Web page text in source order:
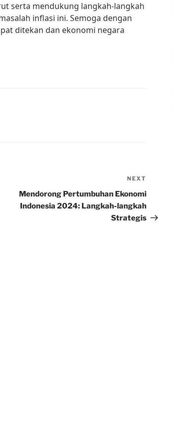
serta mendukung langkah-langkah
inflasi ini. Semoga dengan
ditekan dan ekonomi negara
Post
NEXT
Mendorong Pertumbuhan Ekonomi
Indonesia 2024: Langkah-langkah
Strategis